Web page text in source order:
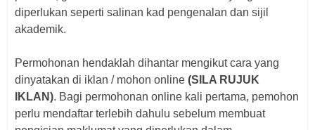
diperlukan seperti salinan kad pengenalan dan sijil
akademik.
Permohonan hendaklah dihantar mengikut cara yang
dinyatakan di iklan / mohon online (SILA RUJUK
IKLAN). Bagi permohonan online kali pertama, pemohon
perlu mendaftar terlebih dahulu sebelum membuat